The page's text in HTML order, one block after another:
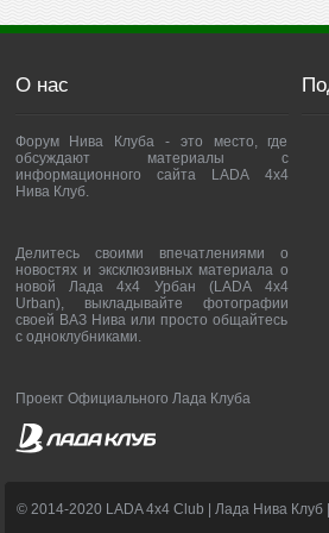
О нас
Форум Нива Клуба - это место, где
обсуждают материалы с
информационного сайта LADA 4x4
Нива Клуб.
Делитесь своими впечатлениями о
новостях и эксклюзивных материала о
новой Лада 4х4 Урбан (LADA 4x4
Urban), выкладывайте фотографии
своей ВАЗ Нива или просто общайтесь
с одноклубниками.
Проект Официального Лада Клуба
© 2014-2020 LADA 4x4 Club | Лада Нива Клуб |